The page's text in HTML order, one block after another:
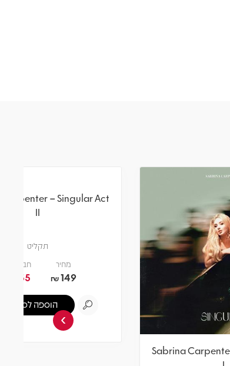
Sabrina Carpenter – Singular Act
›